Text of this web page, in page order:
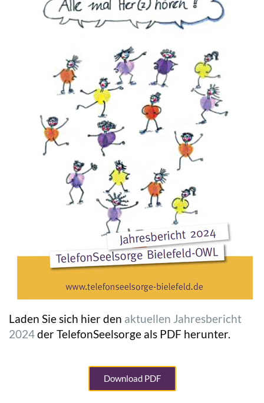
Laden Sie sich hier den aktuellen Jahresbericht
2024der TelefonSeelsorge als PDF herunter.
Download PDF